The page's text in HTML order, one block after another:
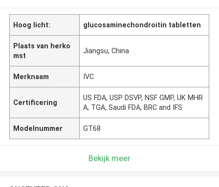
Hoog licht: glucosaminechondroitin tabletten
Plaats van herko
mst
Jiangsu, China
Merknaam IVC
Certificering
US FDA, USP DSVP, NSF GMP, UK MHR
A, TGA, Saudi FDA, BRC and IFS
Modelnummer GT68
Bekijk meer